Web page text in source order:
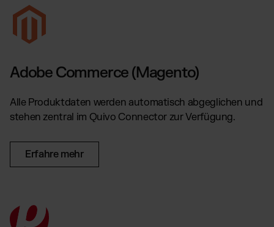
Adobe Commerce (Magento)
Alle Produktdaten werden automatisch abgeglichen und
stehen zentral im Quivo Connector zur Verfügung.
Erfahre mehr